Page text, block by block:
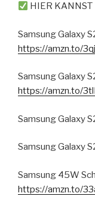
HIER KANNST
Samsung Galaxy
https://amzn.to/
Samsung Galaxy
https://amzn.to/
Samsung Galaxy
Samsung Galaxy
Samsung 45W
https://amzn.to/